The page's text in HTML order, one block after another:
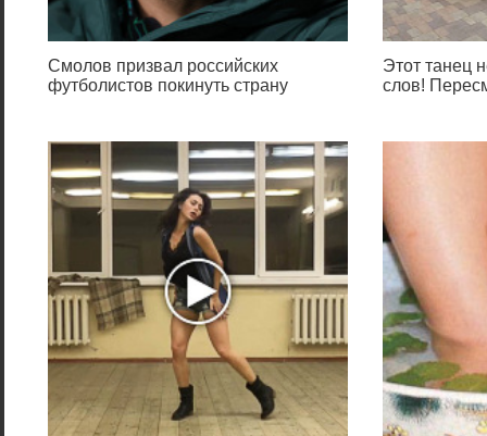
Смолов призвал российских
футболистов покинуть страну
Этот танец
слов!